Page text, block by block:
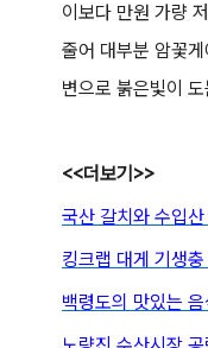
이보다 만원 가량
줄어 대부분 암꽃
변으로 붉은빛이
<<더보기>>
국산 갈치와 수입
킹크랩 대게 기생
백령도의 맛있는